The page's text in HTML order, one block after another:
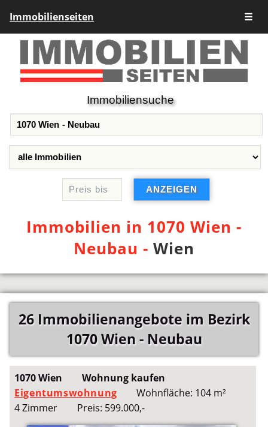
Immobilienseiten ☰
Immobiliensuche
Immobilien in 1070 Wien -
Neubau - Wien
26 Immobilienangebote im Bezirk
1070 Wien - Neubau
1070 Wien
Wohnung kaufen
Eigentumswohnung
Wohnfläche: 104 m²
4 Zimmer
Preis: 599.000,-